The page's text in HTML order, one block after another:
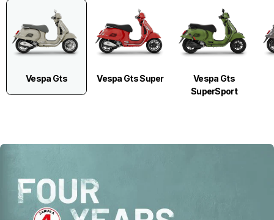
Vespa Gts Vespa Gts Super
Vespa Gts
SuperSport